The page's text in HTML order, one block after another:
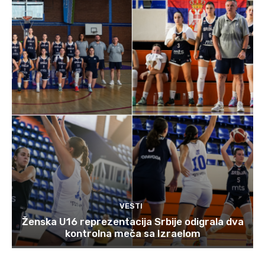
VESTI
Ženska U16 reprezentacija Srbije odigrala dva
kontrolna meča sa Izraelom